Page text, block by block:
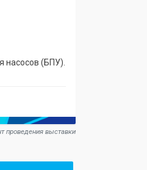
насосов (БПУ).
проведения выставки